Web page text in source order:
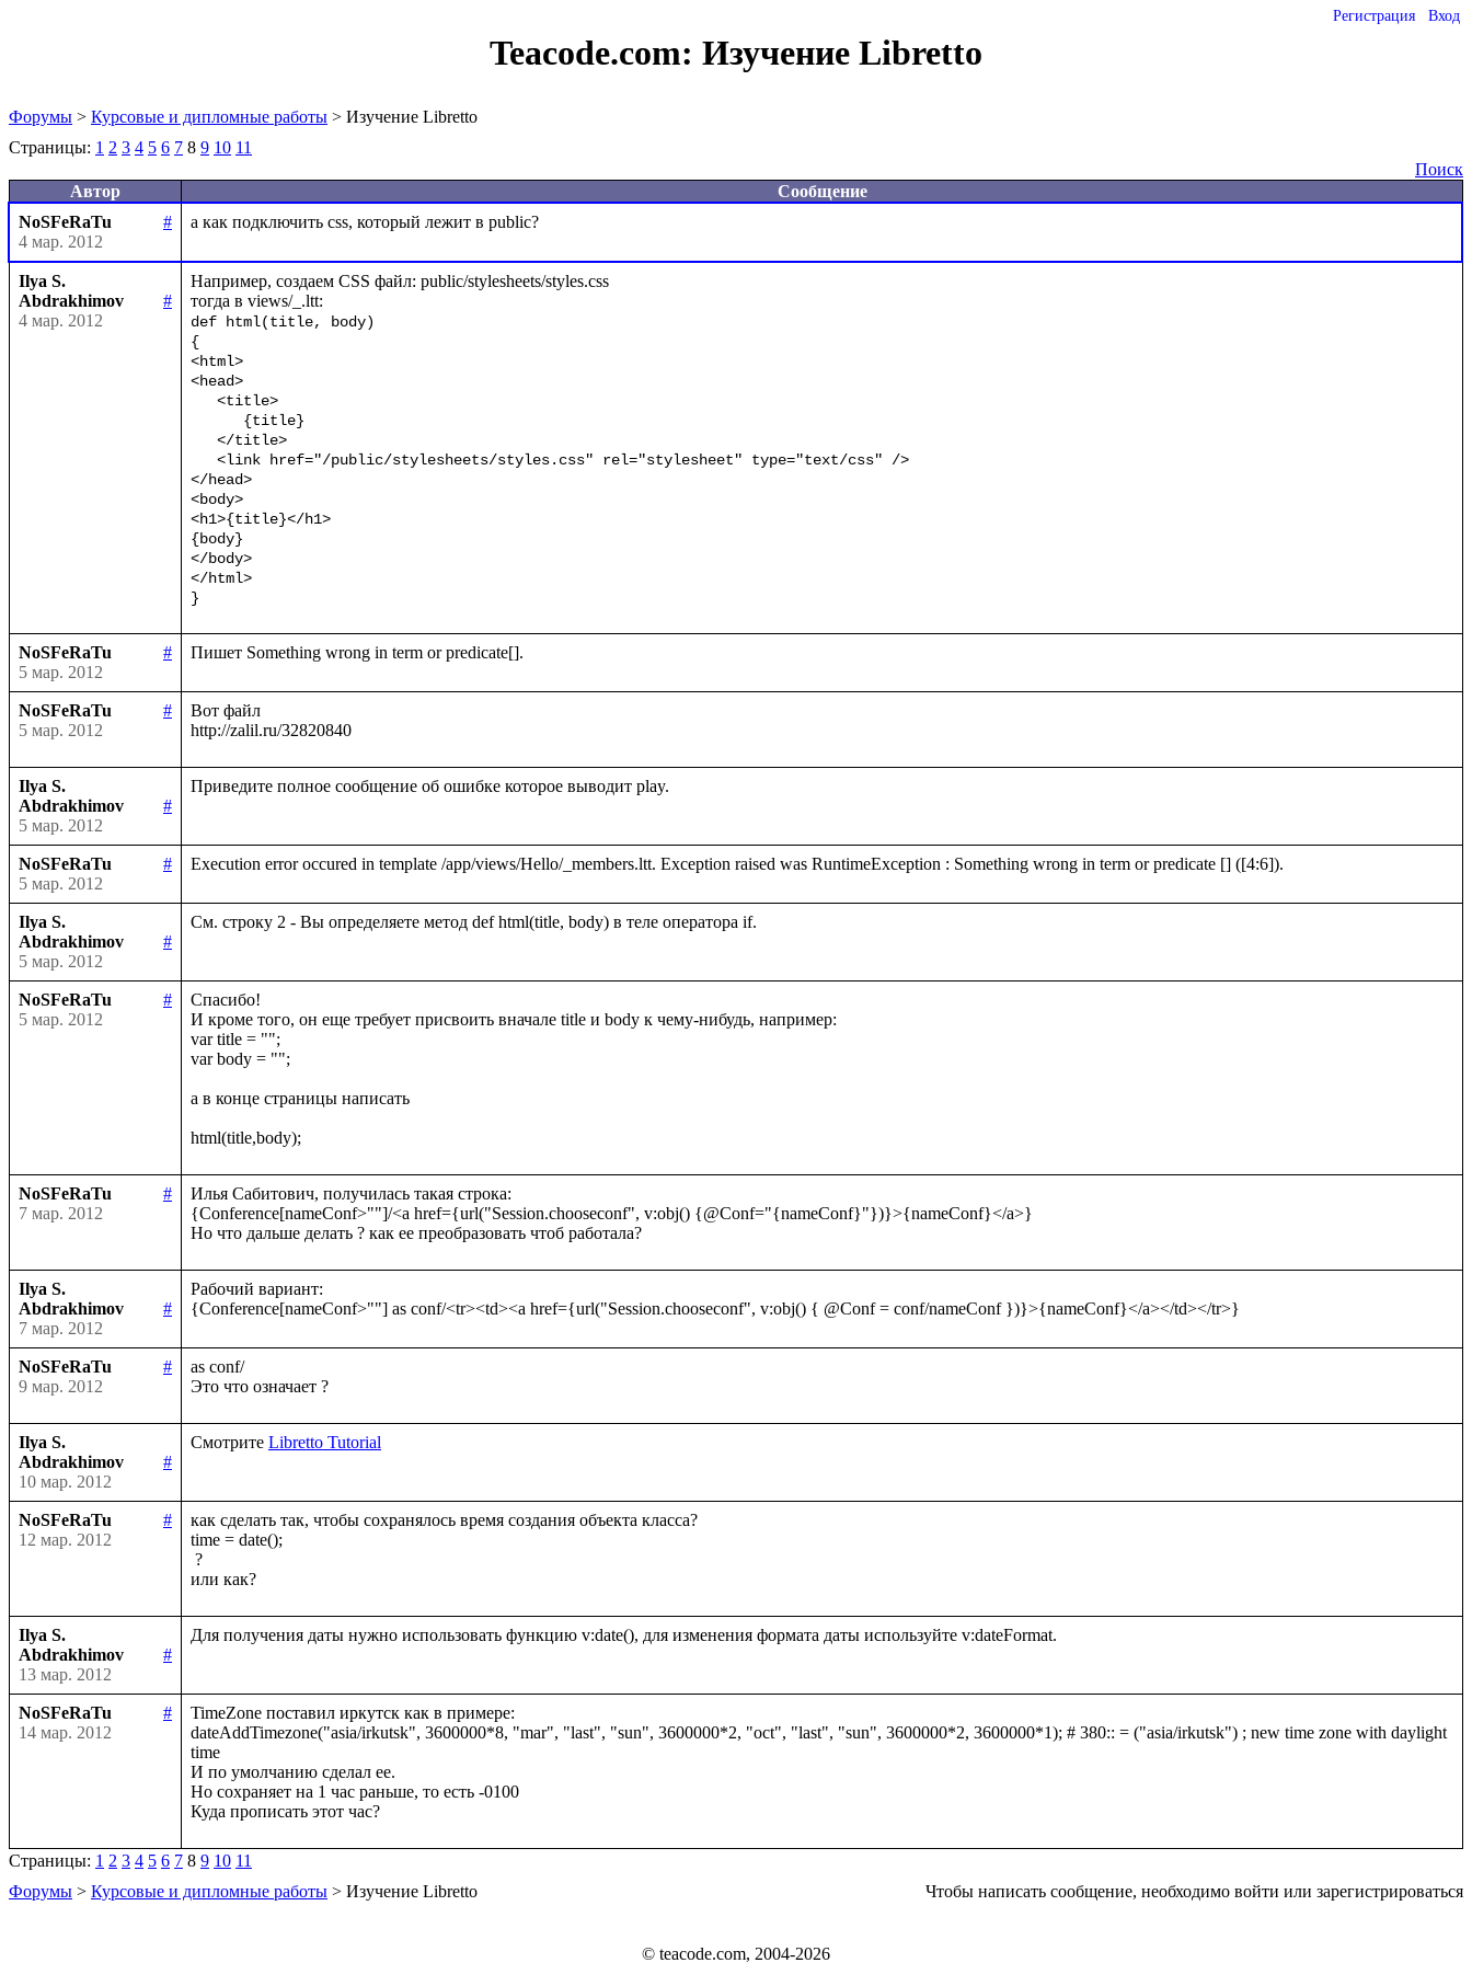
Регистрация Вход
Teacode.com: Изучение Libretto
Форумы > Курсовые и дипломные работы > Изучение Libretto
Страницы: 1 2 3 4 5 6 7 8 9 10 11
Поиск
Автор
Сообщение
NoSFeRaTu
#
4 мар. 2012
Ilya S.
Abdrakhimov
#
4 мар. 2012
Например, создаем CSS файл: public/stylesheets/styles.css
def html(title, body)
{
<html>
<head>
</head>
<body>
<h1>{title}</h1>
{body}
</body>
</html>
}
NoSFeRaTu
#
5 мар. 2012
NoSFeRaTu
#
5 мар. 2012
Вот файл
Ilya S.
Abdrakhimov
#
5 мар. 2012
NoSFeRaTu
#
5 мар. 2012
Ilya S.
Abdrakhimov
#
5 мар. 2012
NoSFeRaTu
#
5 мар. 2012
Спасибо!
И кроме того, он еще требует присвоить вначале title и body к чему-нибудь, например:
var title = "";
var body = "";
а в конце страницы написать
NoSFeRaTu
#
7 мар. 2012
Илья Сабитович, получилась такая строка:
{Conference[nameConf>""]/<a href={url("Session.chooseconf", v:obj() {@Conf="{nameConf}"})}>{nameConf}</a>}
Ilya S.
Abdrakhimov
#
7 мар. 2012
Рабочий вариант:
NoSFeRaTu
#
9 мар. 2012
as conf/
Ilya S.
Abdrakhimov
#
10 мар. 2012
Смотрите Libretto Tutorial
NoSFeRaTu
#
12 мар. 2012
как сделать так, чтобы сохранялось время создания объекта класса?
time = date();
Ilya S.
Abdrakhimov
#
13 мар. 2012
NoSFeRaTu
#
14 мар. 2012
TimeZone поставил иркутск как в примере:
dateAddTimezone("asia/irkutsk", 3600000*8, "mar", "last", "sun", 3600000*2, "oct", "last", "sun", 3600000*2, 3600000*1); # 380:: = ("asia/irkutsk") ; new time zone with daylight
time
И по умолчанию сделал ее.
Но сохраняет на 1 час раньше, то есть -0100
Страницы: 1 2 3 4 5 6 7 8 9 10 11
Форумы > Курсовые и дипломные работы > Изучение Libretto Чтобы написать сообщение, необходимо войти или зарегистрироваться
© teacode.com, 2004-2026